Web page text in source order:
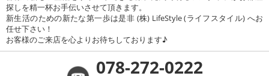
探しを精一杯お手伝いさせて頂きます。
新生活のための新たな第一歩は是非 (株) LifeStyle (ライフスタイル) へお
任せ下さい！
お客様のご来店を心よりお待ちしております♪
078-272-0222